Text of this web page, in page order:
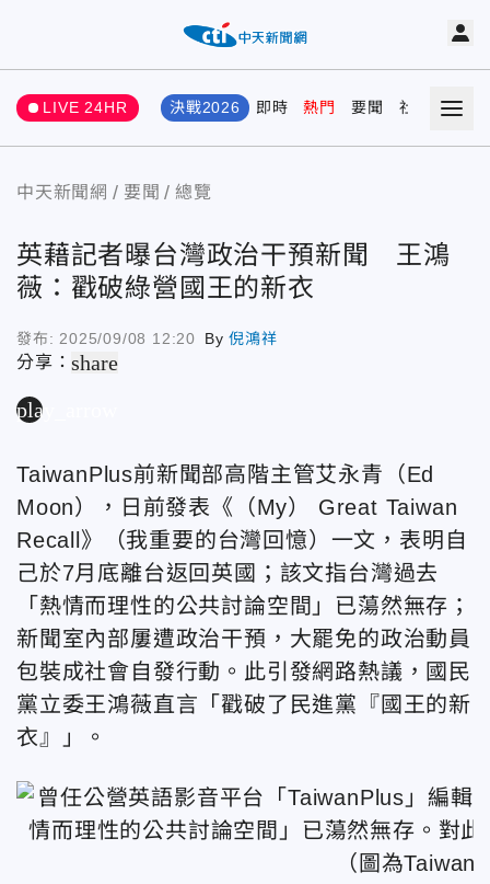
LIVE 24HR 決戰2026 即時 熱門 要聞 社會 娛樂
中天新聞網 要聞 總覽
英藉記者曝台灣政治干預新聞 王鴻
薇：戳破綠營國王的新衣
發布: 2025/09/08 12:20 By倪鴻祥
分享：share
play_arrow
TaiwanPlus前新聞部高階主管艾永青（Ed
Moon），日前發表《（My） Great Taiwan
Recall》（我重要的台灣回憶）一文，表明自
己於7月底離台返回英國；該文指台灣過去
「熱情而理性的公共討論空間」已蕩然無存；
新聞室內部屢遭政治干預，大罷免的政治動員
包裝成社會自發行動。此引發網路熱議，國民
黨立委王鴻薇直言「戳破了民進黨『國王的新
衣』」。